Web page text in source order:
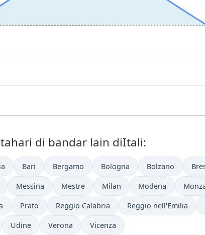
di bandar lain diItali:
Bari Bergamo Bologna Bolzano
Messina Mestre Milan Modena
Prato Reggio Calabria Reggio nell'Emilia
Udine Verona Vicenza